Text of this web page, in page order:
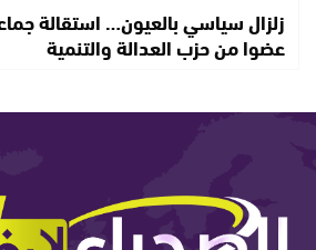
عضوا من حزب العدالة والتنمية